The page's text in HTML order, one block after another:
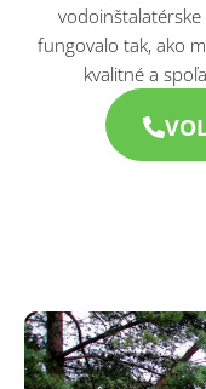
fungovalo tak, ako
kvalitné a